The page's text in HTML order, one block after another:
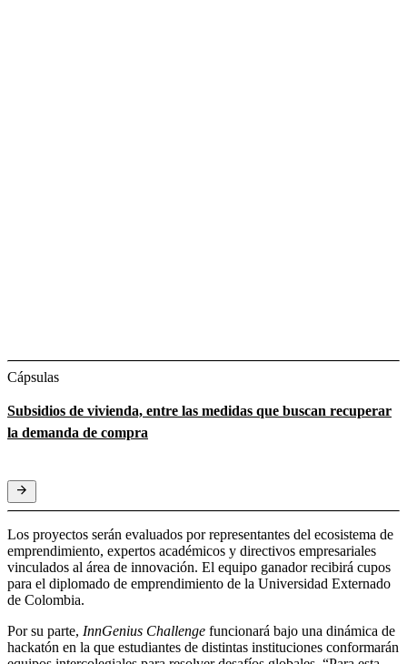
Cápsulas
Subsidios de vivienda, entre las medidas que buscan recuperar
la demanda de compra
Los proyectos serán evaluados por representantes del ecosistema de
emprendimiento, expertos académicos y directivos empresariales
vinculados al área de innovación. El equipo ganador recibirá cupos
para el diplomado de emprendimiento de la Universidad Externado
de Colombia.
Por su parte, InnGenius Challenge funcionará bajo una dinámica de
hackatón en la que estudiantes de distintas instituciones conformarán